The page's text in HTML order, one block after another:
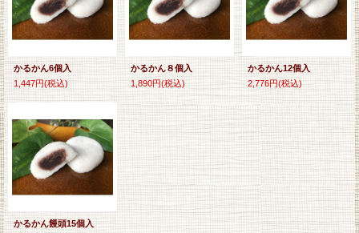
かるかん6個入
1,447円(税込)
かるかん８個入
1,890円(税込)
かるかん12個入
2,776円(税込)
かるかん饅頭15個入